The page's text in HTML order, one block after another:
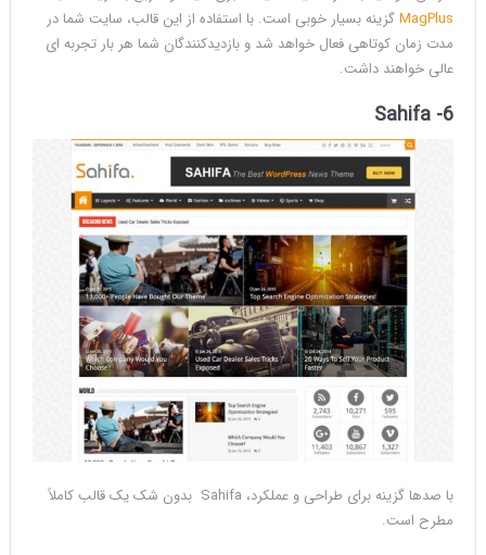
MagPlusگزینه بسیار خوبی است. با استفاده از این قالب، سایت شما در
مدت زمان کوتاهی فعال خواهد شد و بازدیدکنندگان شما هر بار تجربه ای
عالی خواهند داشت.
6- Sahifa
با صدها گزینه برای طراحی و عملکرد، Sahifa بدون شک یک قالب کاملاً
مطرح است.